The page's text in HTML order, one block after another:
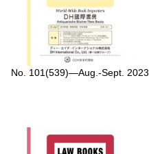
No. 101(539)—Aug.-Sept. 2023